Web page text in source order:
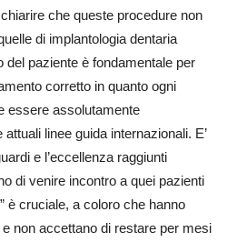
che queste procedure non
di implantologia dentaria
del paziente è fondamentale per
corretto in quanto ogni
essere assolutamente
linee guida internazionali. E’
e l’eccellenza raggiunti
di venire incontro a quei pazienti
è cruciale, a coloro che hanno
non accettano di restare per mesi